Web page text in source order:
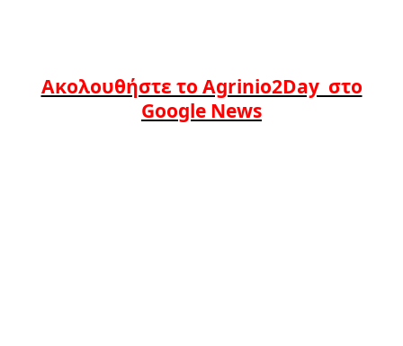
Ακολουθήστε το Agrinio2Day στο
Google News